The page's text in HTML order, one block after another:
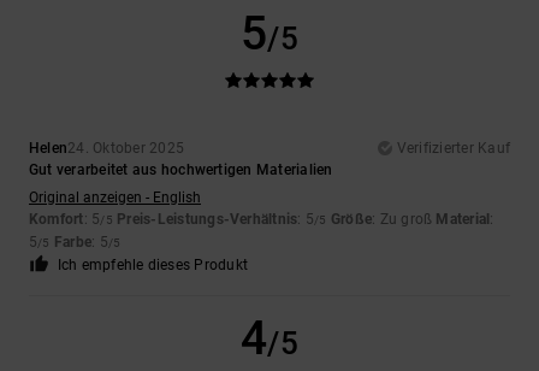
5/5
Helen24. Oktober 2025
Verifizierter Kauf
Gut verarbeitet aus hochwertigen Materialien
Original anzeigen - English
Komfort: 5/5 Preis-Leistungs-Verhältnis: 5/5 Größe: Zu groß Material :
5/5 Farbe: 5/5
Ich empfehle dieses Produkt
4/5